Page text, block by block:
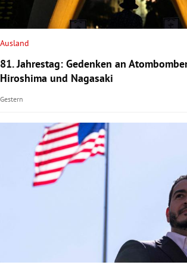
Ausland
81. Jahrestag: Gedenken an
Hiroshima und Nagasaki
Gestern